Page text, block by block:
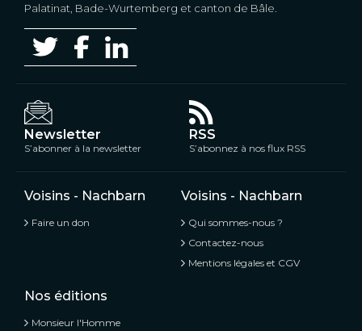
Palatinat, Bade-Wurtemberg et canton de Bâle.
Newsletter
S’abonner à la newsletter
RSS
S’abonnez à nos flux RSS
Voisins - Nachbarn
Faire un don
Voisins - Nachbarn
Qui sommes-nous ?
Contactez-nous
Mentions légales et CGV
Nos éditions
Monsieur l'Homme